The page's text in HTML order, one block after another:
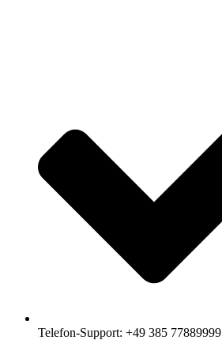
Telefon-Support: +49 385 77889999